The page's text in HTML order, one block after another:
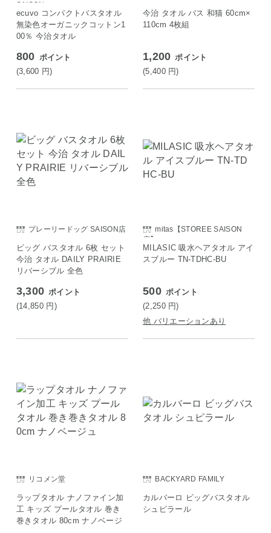
SAISON
ecuvo コンパクトバスタオル
無染色オーガニックコットン1
00％ 今治タオル
800 ポイント
(3,600 円)
今治 タオル バス 和猫 60cm×
110cm 4枚組
1,200 ポイント
(5,400 円)
プレーリードッグ SAISON店
ビッグ バスタオル 6枚 セット
今治 タオル DAILY PRAIRIE
リバーシブル 全色
3,300 ポイント
(14,850 円 )
mitas【STOREE SAISON
店】
MILASIC 吸水ヘアタオル アイ
スブルー TN-TDHC-BU
500 ポイント
(2,250 円)
他 バリエーションあり
リコメン堂
ラップタオル ナノファイン加
工 キッズ プールタオル 巻き
巻きタオル 80cm ナノベージ
BACKYARD FAMILY
カルバーロ ビッグバスタオル
シュピラール